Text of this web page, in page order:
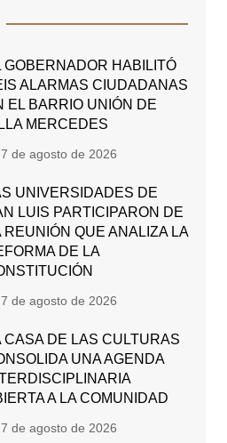
GOBERNADOR HABILITÓ
ALARMAS CIUDADANAS
EL BARRIO UNIÓN DE
MERCEDES
7 de agosto de 2026
UNIVERSIDADES DE
LUIS PARTICIPARON DE
REUNIÓN QUE ANALIZA LA
DE LA
7 de agosto de 2026
CASA DE LAS CULTURAS
UNA AGENDA
A LA COMUNIDAD
7 de agosto de 2026